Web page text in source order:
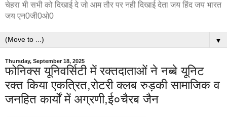
चेहरा भी सभी को दिखाई दे जो आम तौर पर नही दिखाई देता जय हिंद जय भारत
जय एन0जी0ओ0
▼
Thursday, September 18, 2025
फोनिक्स यूनिवर्सिटी में रक्तदाताओं ने नब्बे यूनिट
रक्त किया एकत्रित,रोटरी क्लब रुड़की सामाजिक व
जनहित कार्यों में अग्रणी,ई०चैरब जैन